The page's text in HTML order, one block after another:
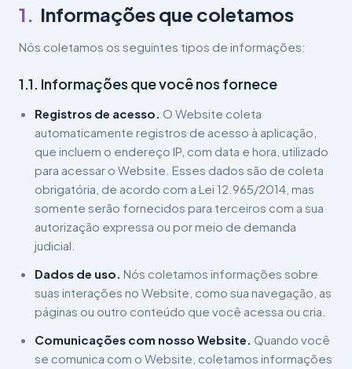
1. Informações que coletamos
Nós coletamos os seguintes tipos de informações:
1.1. Informações que você nos fornece
Registros de acesso. O Website coleta
automaticamente registros de acesso à aplicação,
que incluem o endereço IP, com data e hora, utilizado
para acessar o Website. Esses dados são de coleta
obrigatória, de acordo com a Lei 12.965/2014, mas
somente serão fornecidos para terceiros com a sua
autorização expressa ou por meio de demanda
judicial.
Dados de uso. Nós coletamos informações sobre
suas interações no Website, como sua navegação, as
páginas ou outro conteúdo que você acessa ou cria.
Comunicações com nosso Website. Quando você
se comunica com o Website, coletamos informações